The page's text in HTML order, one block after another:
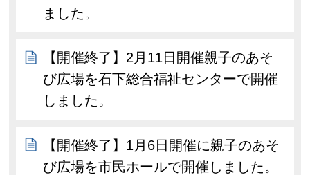
ました。
【開催終了】2月11日開催親子のあそ
び広場を石下総合福祉センターで開催
しました。
【開催終了】1月6日開催に親子のあそ
び広場を市民ホールで開催しました。